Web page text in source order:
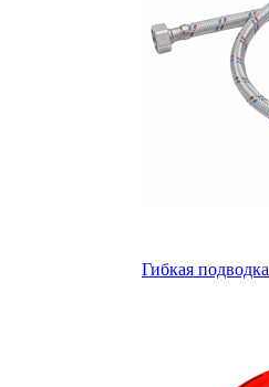
Гибкая подводка